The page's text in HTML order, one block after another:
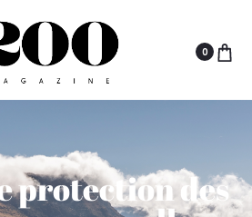
0
protection des